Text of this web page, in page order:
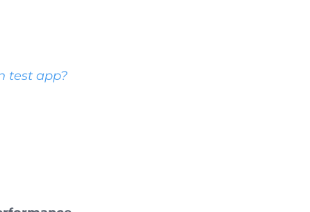
test app?